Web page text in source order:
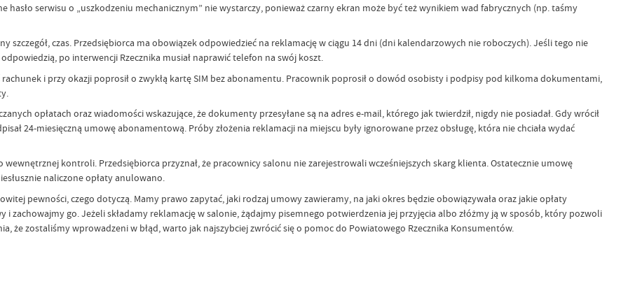
hasło serwisu o „uszkodzeniu mechanicznym” nie wystarczy, ponieważ czarny ekran może być też wynikiem wad fabrycznych (np. taśmy
szczegół, czas. Przedsiębiorca ma obowiązek odpowiedzieć na reklamację w ciągu 14 dni (dni kalendarzowych nie roboczych). Jeśli tego nie
po interwencji Rzecznika musiał naprawić telefon na swój koszt.
i przy okazji poprosił o zwykłą kartę SIM bez abonamentu. Pracownik poprosił o dowód osobisty i podpisy pod kilkoma dokumentami,
opłatach oraz wiadomości wskazujące, że dokumenty przesyłane są na adres e-mail, którego jak twierdził, nigdy nie posiadał. Gdy wrócił
24-miesięczną umowę abonamentową. Próby złożenia reklamacji na miejscu były ignorowane przez obsługę, która nie chciała wydać
kontroli. Przedsiębiorca przyznał, że pracownicy salonu nie zarejestrowali wcześniejszych skarg klienta. Ostatecznie umowę
naliczone opłaty anulowano.
pewności, czego dotyczą. Mamy prawo zapytać, jaki rodzaj umowy zawieramy, na jaki okres będzie obowiązywała oraz jakie opłaty
zachowajmy go. Jeżeli składamy reklamację w salonie, żądajmy pisemnego potwierdzenia jej przyjęcia albo złóżmy ją w sposób, który pozwoli
że zostaliśmy wprowadzeni w błąd, warto jak najszybciej zwrócić się o pomoc do Powiatowego Rzecznika Konsumentów.